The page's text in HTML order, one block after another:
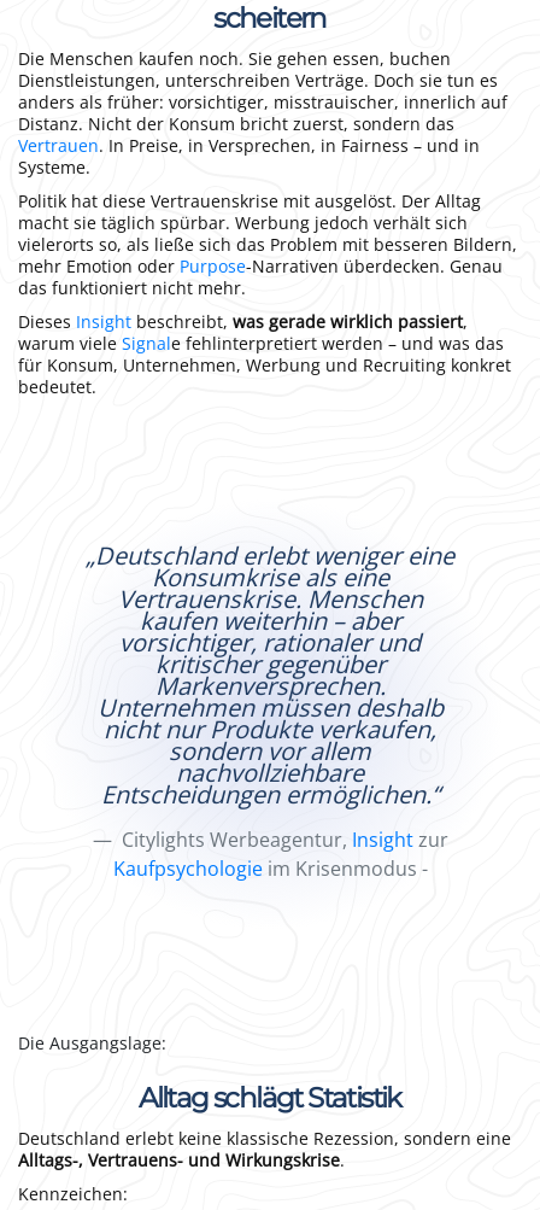
scheitern
Die Menschen kaufen noch. Sie gehen essen, buchen
Dienstleistungen, unterschreiben Verträge. Doch sie tun es
anders als früher: vorsichtiger, misstrauischer, innerlich auf
Distanz. Nicht der Konsum bricht zuerst, sondern das
Vertrauen. In Preise, in Versprechen, in Fairness – und in
Systeme.
Politik hat diese Vertrauenskrise mit ausgelöst. Der Alltag
macht sie täglich spürbar. Werbung jedoch verhält sich
vielerorts so, als ließe sich das Problem mit besseren Bildern,
mehr Emotion oder Purpose-Narrativen überdecken. Genau
das funktioniert nicht mehr.
Dieses Insight beschreibt, was gerade wirklich passiert,
warum viele Signale fehlinterpretiert werden – und was das
für Konsum, Unternehmen, Werbung und Recruiting konkret
bedeutet.
„Deutschland erlebt weniger eine
Konsumkrise als eine
Vertrauenskrise. Menschen
kaufen weiterhin – aber
vorsichtiger, rationaler und
kritischer gegenüber
Markenversprechen.
Unternehmen müssen deshalb
nicht nur Produkte verkaufen,
sondern vor allem
nachvollziehbare
Entscheidungen ermöglichen.“
Citylights Werbeagentur, Insightzur
Kaufpsychologieim Krisenmodus -
Die Ausgangslage:
Alltag schlägt Statistik
Deutschland erlebt keine klassische Rezession, sondern eine
Alltags-, Vertrauens- und Wirkungs­krise.
Kennzeichen: